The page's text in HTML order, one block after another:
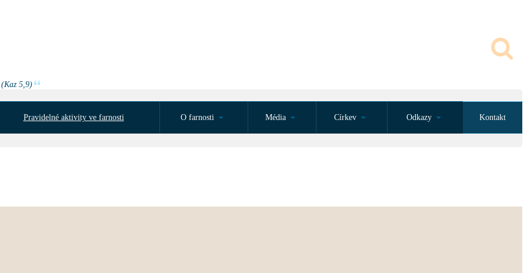
(Kaz 5,9)
Pravidelné aktivity ve farnosti O farnosti Média Církev Odkazy Kontakt